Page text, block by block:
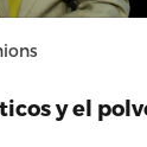
y el